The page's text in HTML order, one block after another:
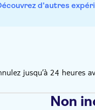
d'autres
jusqu’à 24 heures
Non